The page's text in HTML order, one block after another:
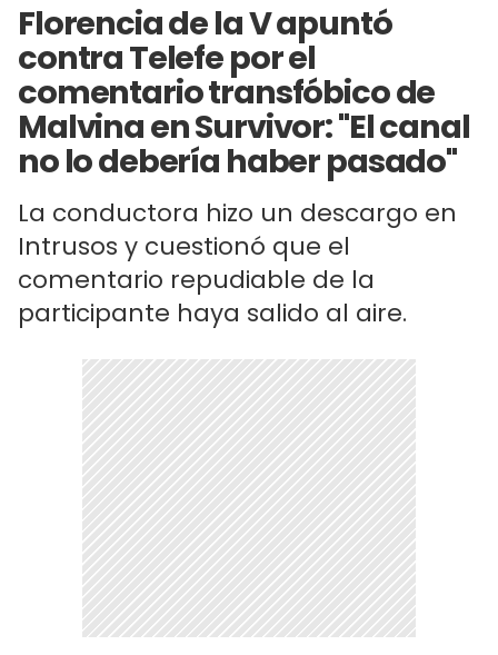
Florencia de la V apuntó
contra Telefe por el
comentario transfóbico de
Malvina en Survivor: "El canal
no lo debería haber pasado"
La conductora hizo un descargo en
Intrusos y cuestionó que el
comentario repudiable de la
participante haya salido al aire.